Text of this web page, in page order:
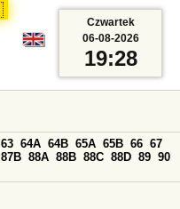
63 64A 64B 65A 65B 66 67
87B 88A 88B 88C 88D 89 90
Czwartek
06-08-2026
19:28